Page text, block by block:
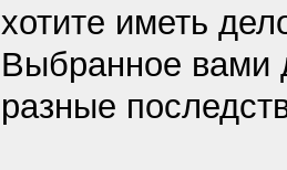
хотите иметь
Выбранное вами
разные